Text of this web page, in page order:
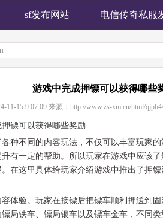
sf发布网站 电信传奇私服
游戏中完成押镖可以获得哪些
11-15 9:07:09来源： http://www.zs-xm.cn/html/
镖可以获得哪些奖励
种不同的内容玩法，不仅可以丰富玩家
有一定的帮助。所以玩家在游戏中应该
在这里具体给玩家介绍游戏中推出了押
体验。玩家在接镖后把镖车顺利押送到
局铁车、镖局银车以及镖车金车，不同